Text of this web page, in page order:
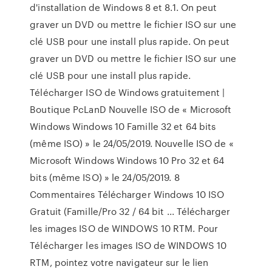
d'installation de Windows 8 et 8.1. On peut
graver un DVD ou mettre le fichier ISO sur une
clé USB pour une install plus rapide. On peut
graver un DVD ou mettre le fichier ISO sur une
clé USB pour une install plus rapide.
Télécharger ISO de Windows gratuitement |
Boutique PcLanD Nouvelle ISO de « Microsoft
Windows Windows 10 Famille 32 et 64 bits
(même ISO) » le 24/05/2019. Nouvelle ISO de «
Microsoft Windows Windows 10 Pro 32 et 64
bits (même ISO) » le 24/05/2019. 8
Commentaires Télécharger Windows 10 ISO
Gratuit (Famille/Pro 32 / 64 bit ... Télécharger
les images ISO de WINDOWS 10 RTM. Pour
Télécharger les images ISO de WINDOWS 10
RTM, pointez votre navigateur sur le lien